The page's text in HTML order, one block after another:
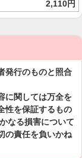
2,110円
発行のものと照合
に関しては万全を
性を保証するもの
なる損害について
の責任を負いかね